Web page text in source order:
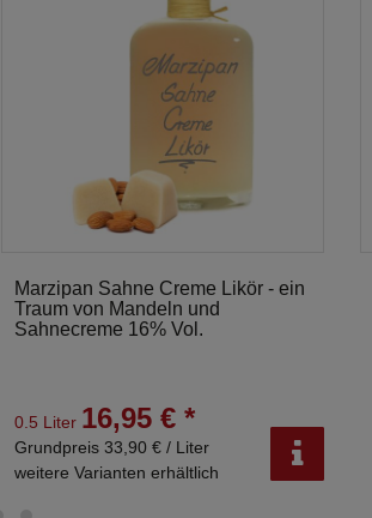
Marzipan Sahne Creme Likör - ein
Traum von Mandeln und
Sahnecreme 16% Vol.
0.5 Liter 16,95 € *
Grundpreis 33,90 € / Liter
weitere Varianten erhältlich